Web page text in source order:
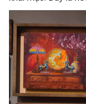
Tôi Vẽ phối hợp
Văn Miếu - Quốc
Tử Giám (1076-
nước Cộng hòa xã